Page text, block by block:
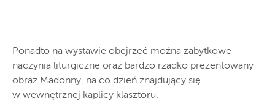
Ponadto na wystawie obejrzeć można zabytkowe
naczynia liturgiczne oraz bardzo rzadko prezentowany
obraz Madonny, na co dzień znajdujący się
w wewnętrznej kaplicy klasztoru.